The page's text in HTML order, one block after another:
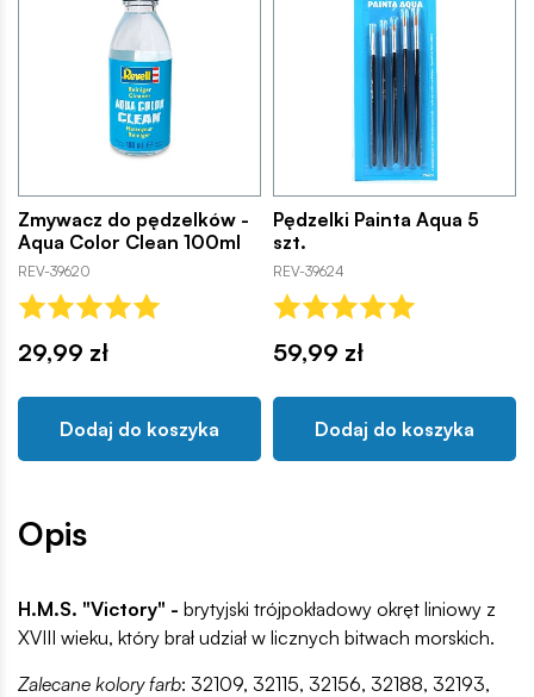
Zmywacz do pędzelków -
Aqua Color Clean 100ml
REV-39620
29,99 zł
Dodaj do koszyka
Pędzelki Painta Aqua 5
szt.
REV-39624
59,99 zł
Dodaj do koszyka
Opis
H.M.S. "Victory" - brytyjski trójpokładowy okręt liniowy z
XVIII wieku, który brał udział w licznych bitwach morskich.
Zalecane kolory farb: 32109, 32115, 32156, 32188, 32193,